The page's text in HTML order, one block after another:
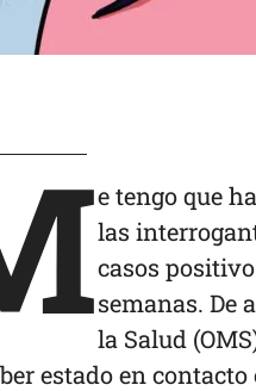
e tengo que
las
casos
semanas. De
la Salud
estado en